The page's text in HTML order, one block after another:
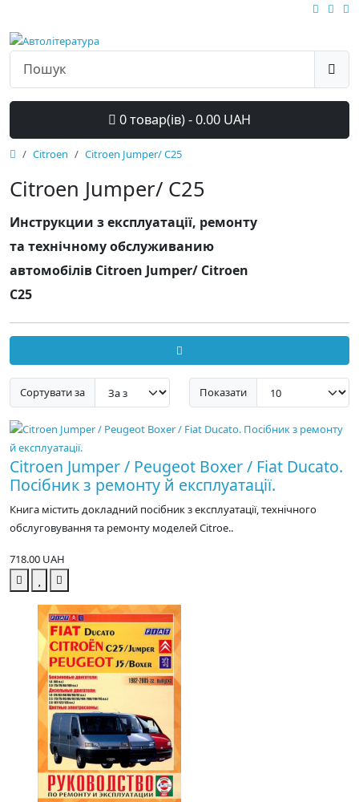
0 товар(ів) - 0.00 UAH
Citroen Citroen Jumper/ C25
Citroen Jumper/ C25
Инструкции з експлуатації, ремонту
та технічному обслуживанию
автомобілів Citroen Jumper/ Citroen
C25
Сортувати за Показати
Citroen Jumper / Peugeot Boxer / Fiat Ducato.
Посібник з ремонту й експлуатації.
Книга містить докладний посібник з експлуатації, технічного
обслуговування та ремонту моделей Citroe..
718.00 UAH